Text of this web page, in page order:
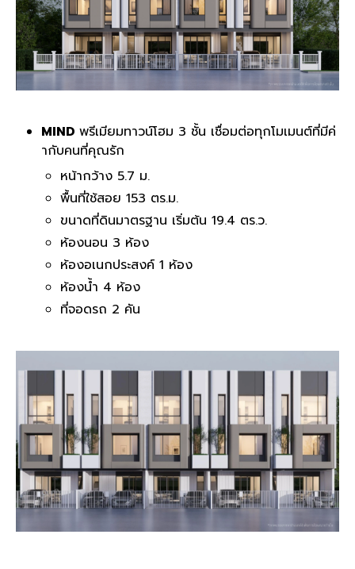
MIND พรีเมียมทาวน์โฮม 3 ชั้น เชื่อมต่อทุกโมเมนต์ที่มีค่
ากับคนที่คุณรัก
หน้ากว้าง 5.7 ม.
พื้นที่ใช้สอย 153 ตร.ม.
ขนาดที่ดินมาตรฐาน เริ่มต้น 19.4 ตร.ว.
ห้องนอน 3 ห้อง
ห้องอเนกประสงค์ 1 ห้อง
ห้องน้ำ 4 ห้อง
ที่จอดรถ 2 คัน